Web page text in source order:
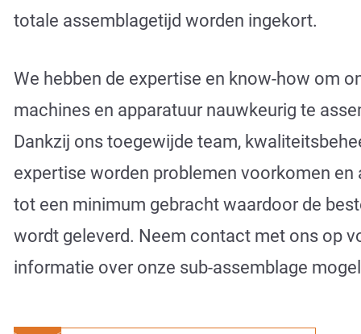
totale assemblagetijd worden ingekort.
We hebben de expertise en know-how om
machines en apparatuur nauwkeurig te
Dankzij ons toegewijde team,
expertise worden problemen voorkomen en
tot een minimum gebracht waardoor de
wordt geleverd. Neem contact met ons op
informatie over onze sub-assemblage